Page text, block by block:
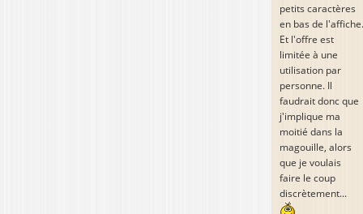
petits caractères
en bas de l'affiche.
Et l'offre est
limitée à une
utilisation par
personne. Il
faudrait donc que
j'implique ma
moitié dans la
magouille, alors
que je voulais
faire le coup
discrètement...